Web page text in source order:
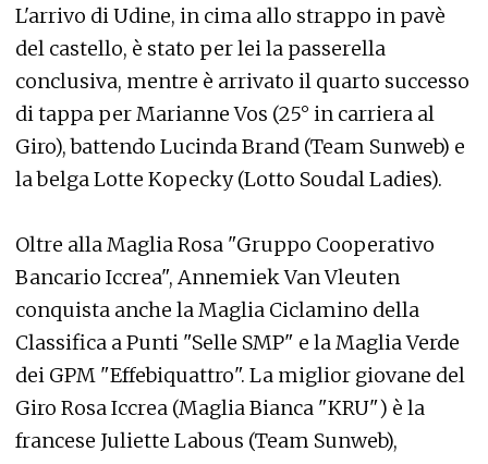
L'arrivo di Udine, in cima allo strappo in pavè
del castello, è stato per lei la passerella
conclusiva, mentre è arrivato il quarto successo
di tappa per Marianne Vos (25° in carriera al
Giro), battendo Lucinda Brand (Team Sunweb) e
la belga Lotte Kopecky (Lotto Soudal Ladies).
Oltre alla Maglia Rosa "Gruppo Cooperativo
Bancario Iccrea", Annemiek Van Vleuten
conquista anche la Maglia Ciclamino della
Classifica a Punti "Selle SMP" e la Maglia Verde
dei GPM "Effebiquattro". La miglior giovane del
Giro Rosa Iccrea (Maglia Bianca "KRU") è la
francese Juliette Labous (Team Sunweb),